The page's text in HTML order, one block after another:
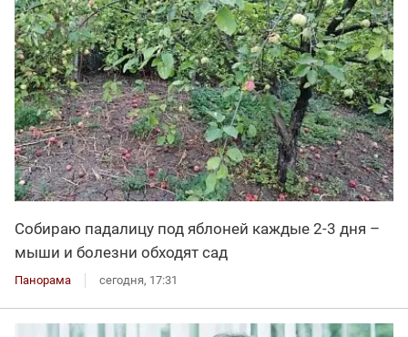
Собираю падалицу под яблоней каждые 2-3 дня –
мыши и болезни обходят сад
Панорама сегодня, 17:31